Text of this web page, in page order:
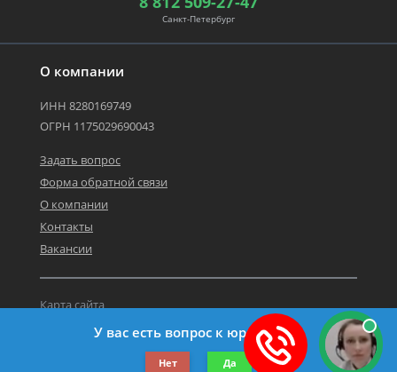
О компании
ИНН 8280169749
ОГРН 1175029690043
Задать вопрос
Форма обратной связи
О компании
Контакты
Вакансии
©2019-2026 Все права защищены.
Карта сайта
Политика персональных данных
Санкт-Петербург
У вас есть вопрос к юристу?
Нет Да